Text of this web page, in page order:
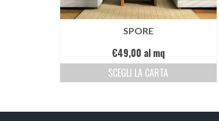
SPORE
€49,00 al mq
SCEGLI LA CARTA